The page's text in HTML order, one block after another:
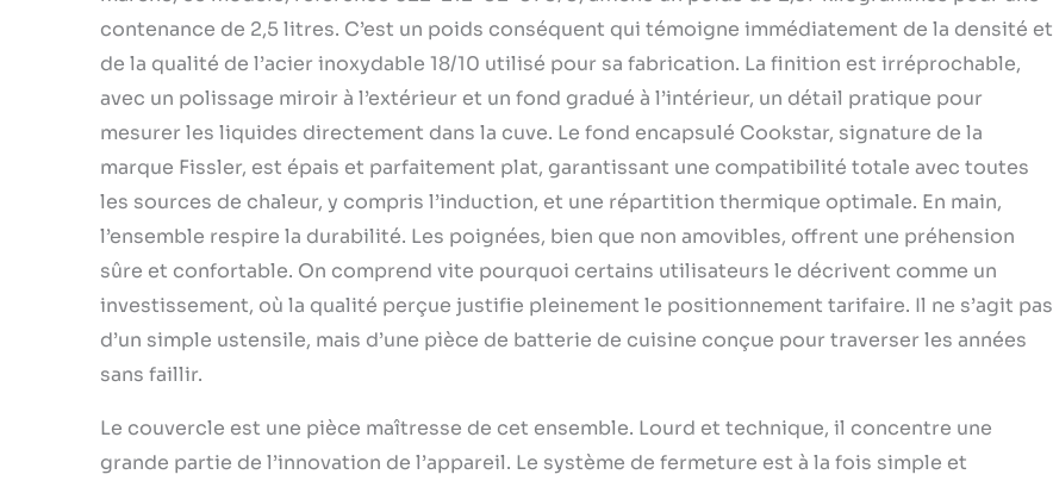
l, avec panier, en acier inoxydable 18/10 satiné – FABRICATION EN
contenance de 2,5 litres. C’est un poids conséquent qui témoigne immédiatement de la densité et
de la qualité de l’acier inoxydable 18/10 utilisé pour sa fabrication. La finition est irréprochable,
avec un polissage miroir à l’extérieur et un fond gradué à l’intérieur, un détail pratique pour
mesurer les liquides directement dans la cuve. Le fond encapsulé Cookstar, signature de la
marque Fissler, est épais et parfaitement plat, garantissant une compatibilité totale avec toutes
les sources de chaleur, y compris l’induction, et une répartition thermique optimale. En main,
l’ensemble respire la durabilité. Les poignées, bien que non amovibles, offrent une préhension
sûre et confortable. On comprend vite pourquoi certains utilisateurs le décrivent comme un
investissement, où la qualité perçue justifie pleinement le positionnement tarifaire. Il ne s’agit pas
d’un simple ustensile, mais d’une pièce de batterie de cuisine conçue pour traverser les années
sans faillir.
Le couvercle est une pièce maîtresse de cet ensemble. Lourd et technique, il concentre une
grande partie de l’innovation de l’appareil. Le système de fermeture est à la fois simple et